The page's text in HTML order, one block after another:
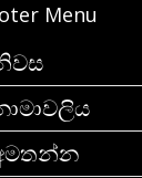
Menu